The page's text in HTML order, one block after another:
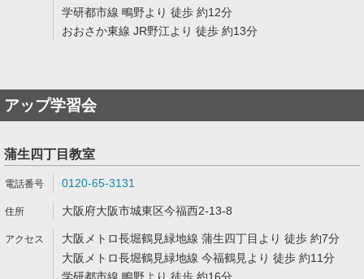
学研都市線 鴫野より 徒歩 約12分
おおさか東線 JR野江より 徒歩 約13分
アップ学習会
蒲生四丁目教室
0120-65-3131
大阪府大阪市城東区今福西2-13-8
大阪メトロ長堀鶴見緑地線 蒲生四丁目より 徒歩 約7分
大阪メトロ長堀鶴見緑地線 今福鶴見より 徒歩 約11分